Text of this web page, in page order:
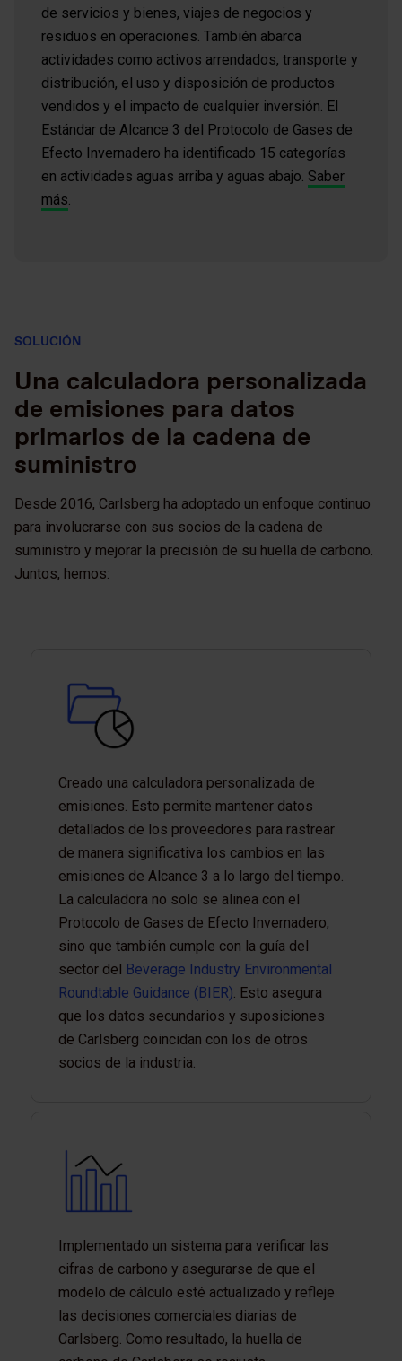
de servicios y bienes, viajes de negocios y
residuos en operaciones. También abarca
actividades como activos arrendados, transporte y
distribución, el uso y disposición de productos
vendidos y el impacto de cualquier inversión. El
Estándar de Alcance 3 del Protocolo de Gases de
Efecto Invernadero ha identificado 15 categorías
en actividades aguas arriba y aguas abajo. Saber
más.
SOLUCIÓN
Una calculadora personalizada
de emisiones para datos
primarios de la cadena de
suministro
Desde 2016, Carlsberg ha adoptado un enfoque continuo
para involucrarse con sus socios de la cadena de
suministro y mejorar la precisión de su huella de carbono.
Juntos, hemos:
Creado una calculadora personalizada de
emisiones. Esto permite mantener datos
detallados de los proveedores para rastrear
de manera significativa los cambios en las
emisiones de Alcance 3 a lo largo del tiempo.
La calculadora no solo se alinea con el
Protocolo de Gases de Efecto Invernadero,
sino que también cumple con la guía del
sector del
Beverage Industry Environmental
Roundtable Guidance (BIER). Esto asegura
que los datos secundarios y suposiciones
de Carlsberg coincidan con los de otros
socios de la industria.
Implementado un sistema para verificar las
cifras de carbono y asegurarse de que el
modelo de cálculo esté actualizado y refleje
las decisiones comerciales diarias de
Carlsberg. Como resultado, la huella de